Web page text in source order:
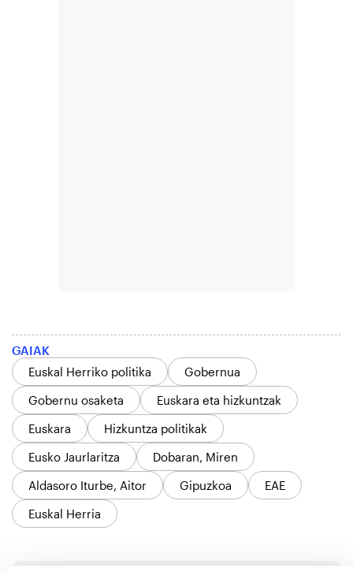
GAIAK
Euskal Herriko politika
Gobernua
Gobernu osaketa
Euskara eta hizkuntzak
Euskara
Hizkuntza politikak
Eusko Jaurlaritza
Dobaran, Miren
Aldasoro Iturbe, Aitor
Gipuzkoa
EAE
Euskal Herria